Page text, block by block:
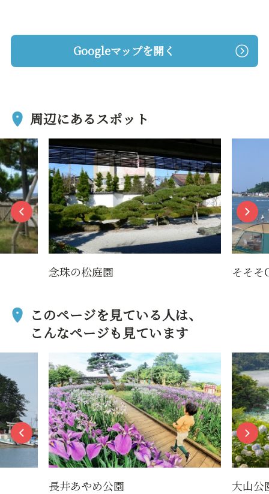
Googleマップを開く
周辺にあるスポット
念珠の松庭園 そそそ
このページを見ている人は、
こんなページも見ています
長井あやめ公園 大山公